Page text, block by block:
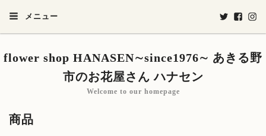
メニュー
flower shop HANASEN∼since1976∼ あきる野
市のお花屋さん ハナセン
Welcome to our homepage
商品